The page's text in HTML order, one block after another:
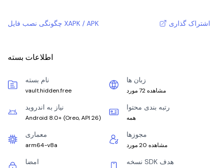
چگونگی نصب فایل XAPK / APK اشتراک گذاری
اطلاعات بسته
نام بسته
vault.hidden.free
زبان ها
مشاهده 72 مورد
نیاز به اندروید
Android 8.0+ (Oreo, API 26)
رتبه بندی محتوا
همه
معماری
arm64-v8a
مجوزها
مشاهده 20 مورد
امضا نسخه SDK هدف